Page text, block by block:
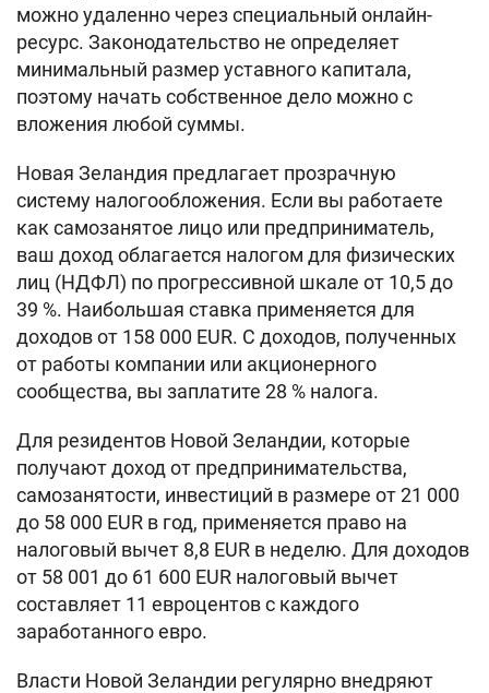
можно удаленно через специальный онлайн-
ресурс. Законодательство не определяет
минимальный размер уставного капитала,
поэтому начать собственное дело можно с
вложения любой суммы.
Новая Зеландия предлагает прозрачную
систему налогообложения. Если вы работаете
как самозанятое лицо или предприниматель,
ваш доход облагается налогом для физических
лиц (НДФЛ) по прогрессивной шкале от 10,5 до
39 %. Наибольшая ставка применяется для
доходов от 158 000 EUR. С доходов, полученных
от работы компании или акционерного
сообщества, вы заплатите 28 % налога.
Для резидентов Новой Зеландии, которые
получают доход от предпринимательства,
самозанятости, инвестиций в размере от 21 000
до 58 000 EUR в год, применяется право на
налоговый вычет 8,8 EUR в неделю. Для доходов
от 58 001 до 61 600 EUR налоговый вычет
составляет 11 евроцентов с каждого
заработанного евро.
Власти Новой Зеландии регулярно внедряют